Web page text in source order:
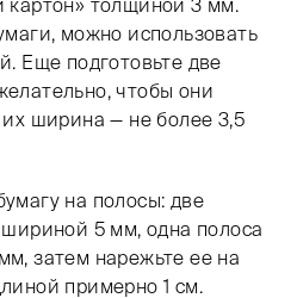
можно использовать
Еще подготовьте две
чтобы они
ширина — не более 3,5
на полосы: две
5 мм, одна полоса
затем нарежьте ее на
примерно 1 см.